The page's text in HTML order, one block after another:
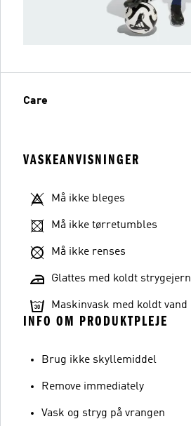
Care
VASKEANVISNINGER
Må ikke bleges
Må ikke tørretumbles
Må ikke renses
Glattes med koldt strygejern
Maskinvask med koldt vand
INFO OM PRODUKTPLEJE
Brug ikke skyllemiddel
Remove immediately
Vask og stryg på vrangen